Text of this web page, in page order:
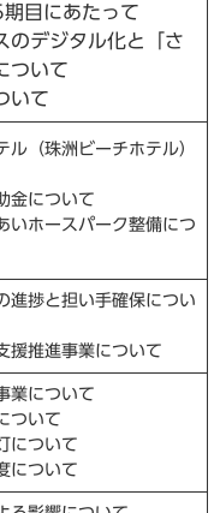
期目にあたって
のデジタル化と「さ
ついて
いて
ル（珠洲ビーチホテル）
金について
いホースパーク整備につ
進捗と担い手確保につい
援推進事業について
業について
ついて
について
について